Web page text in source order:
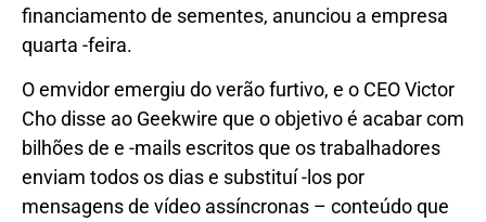
financiamento de sementes, anunciou a empresa
quarta -feira.
O emvidor emergiu do verão furtivo, e o CEO Victor
Cho disse ao Geekwire que o objetivo é acabar com
bilhões de e -mails escritos que os trabalhadores
enviam todos os dias e substituí -los por
mensagens de vídeo assíncronas – conteúdo que